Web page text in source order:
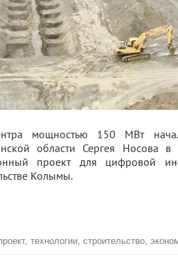
мощностью 150 МВт
области Сергея Носова в
проект для цифровой
Колымы.
, технологии строительство